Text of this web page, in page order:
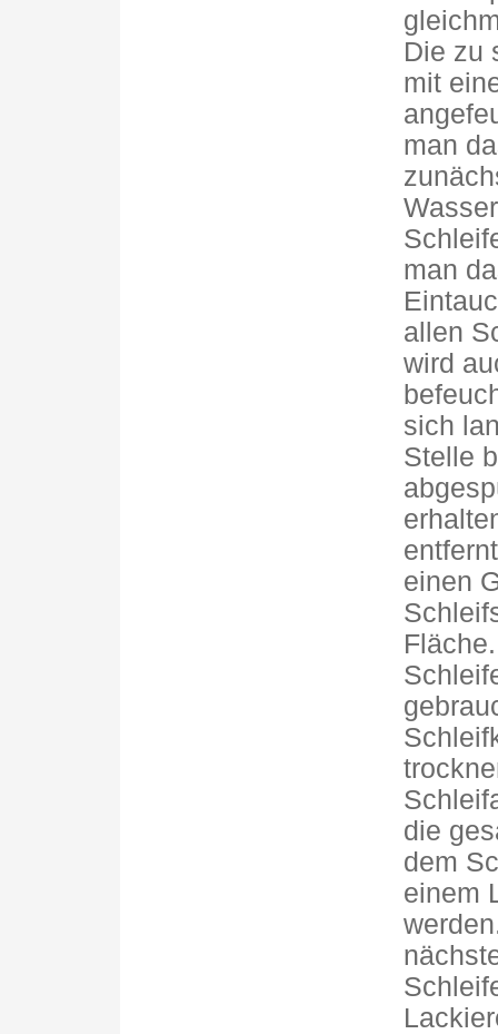
Die zu
mit
man
man
allen
wird
sich
Stelle
einen
die
dem
einem